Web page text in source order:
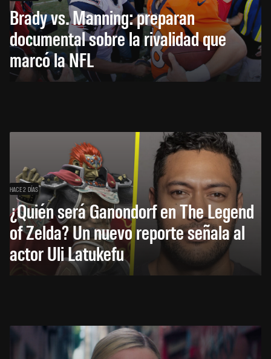
Brady vs. Manning: preparan
documental sobre la rivalidad que
marcó la NFL
HACE 2 DÍAS
¿Quién será Ganondorf en The Legend
of Zelda? Un nuevo reporte señala al
actor Uli Latukefu